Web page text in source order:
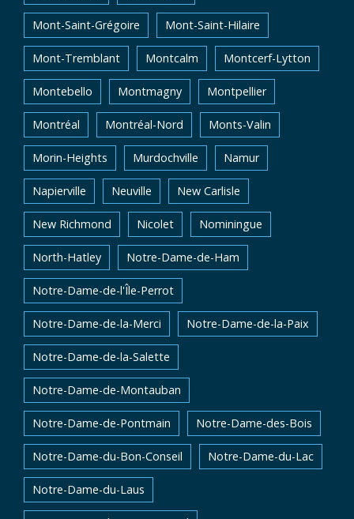
Mont-Saint-Grégoire Mont-Saint-Hilaire
Mont-Tremblant Montcalm Montcerf-Lytton
Montebello Montmagny Montpellier
Montréal Montréal-Nord Monts-Valin
Morin-Heights Murdochville Namur
Napierville Neuville New Carlisle
New Richmond Nicolet Nominingue
North-Hatley Notre-Dame-de-Ham
Notre-Dame-de-l'Île-Perrot
Notre-Dame-de-la-Merci Notre-Dame-de-la-Paix
Notre-Dame-de-la-Salette
Notre-Dame-de-Montauban
Notre-Dame-de-Pontmain Notre-Dame-des-Bois
Notre-Dame-du-Bon-Conseil Notre-Dame-du-Lac
Notre-Dame-du-Laus